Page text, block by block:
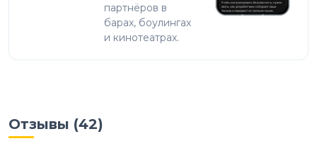
партнёров в
барах, боулингах
и кинотеатрах.
Отзывы (42)